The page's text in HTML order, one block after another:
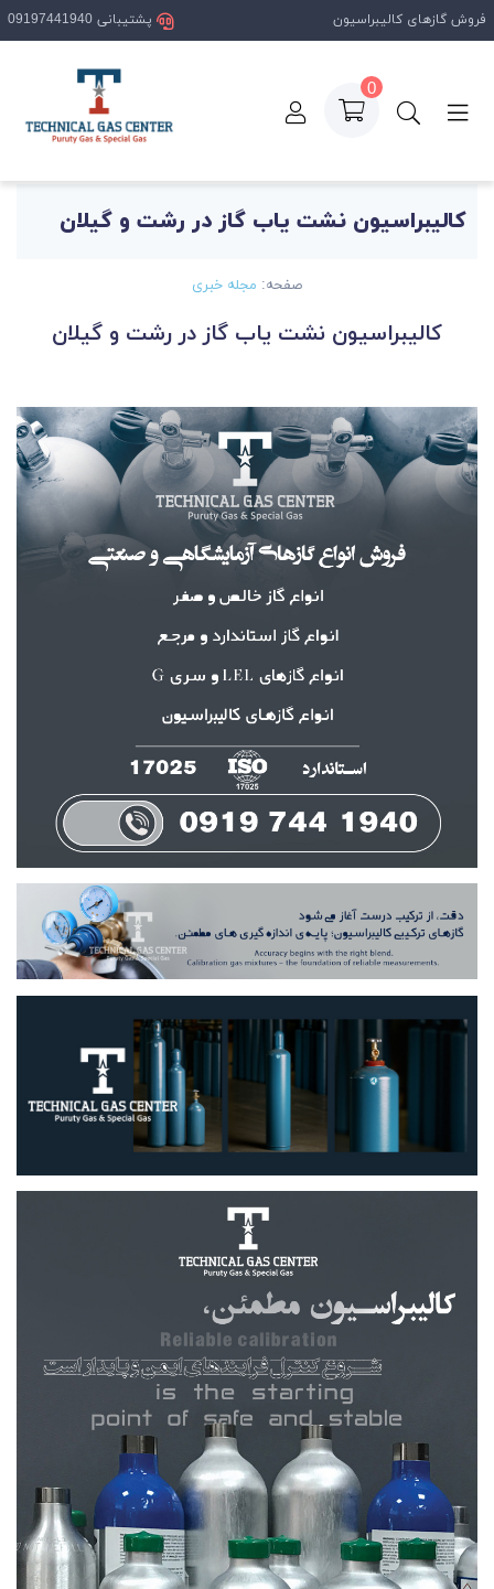
کالیبراسیون نشت یاب گاز در رشت و گیلان
صفحه: مجله خبری
کالیبراسیون نشت یاب گاز در رشت و گیلان
فروش گازهای کالیبراسیون پشتیبانی 09197441940
0